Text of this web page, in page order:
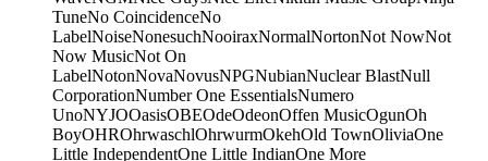
TuneNo CoincidenceNo
LabelNoiseNonesuchNooiraxNormalNortonNot NowNot
Now MusicNot On
LabelNotonNovaNovusNPGNubianNuclear BlastNull
CorporationNumber One EssentialsNumero
UnoNYJOOasisOBEOdeOdeonOffen MusicOgunOh
BoyOHROhrwaschlOhrwurmOkehOld TownOliviaOne
Little IndependentOne Little IndianOne More